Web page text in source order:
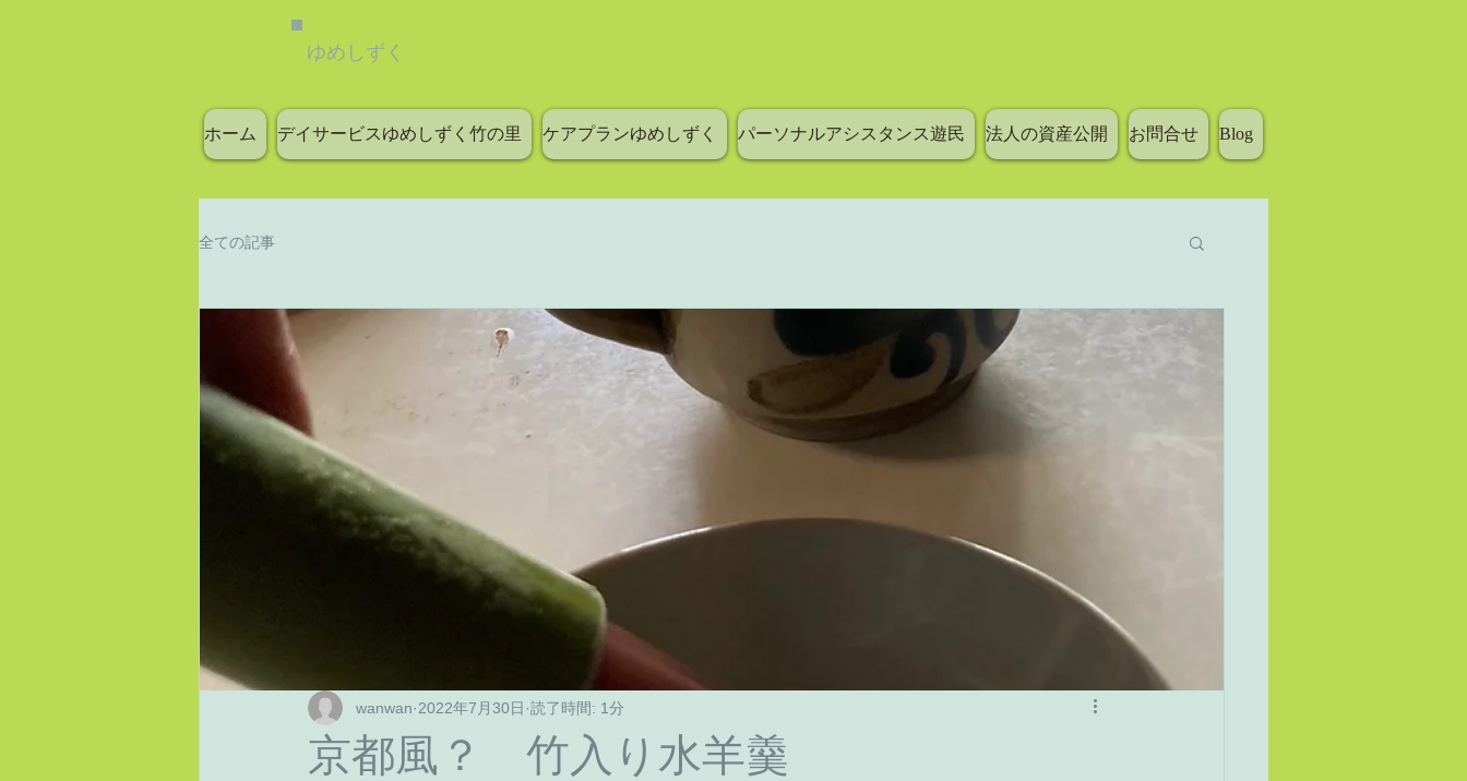
ゆめしずく
ホーム デイサービスゆめしずく竹の里 ケアプランゆめしずく パーソナルアシスタンス遊民 法人の資産公開 お問合せ Blog
全ての記事
京都風？ 竹入り水羊羹
wanwan 2022年7月30日 読了時間: 1分